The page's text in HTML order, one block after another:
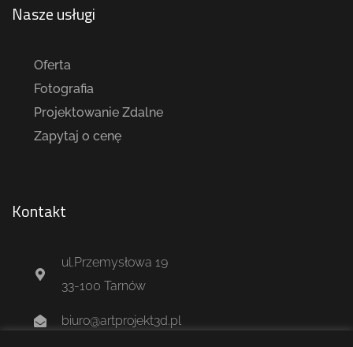
Nasze usługi
Oferta
Fotografia
Projektowanie Zdalne
Zapytaj o cenę
Kontakt
ul.Przemysłowa 19
33-100 Tarnów
biuro@artprojekt3d.pl